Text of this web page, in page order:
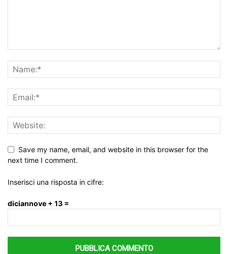
Save my name, email, and website in this browser for the
next time I comment.
Inserisci una risposta in cifre:
diciannove + 13 =